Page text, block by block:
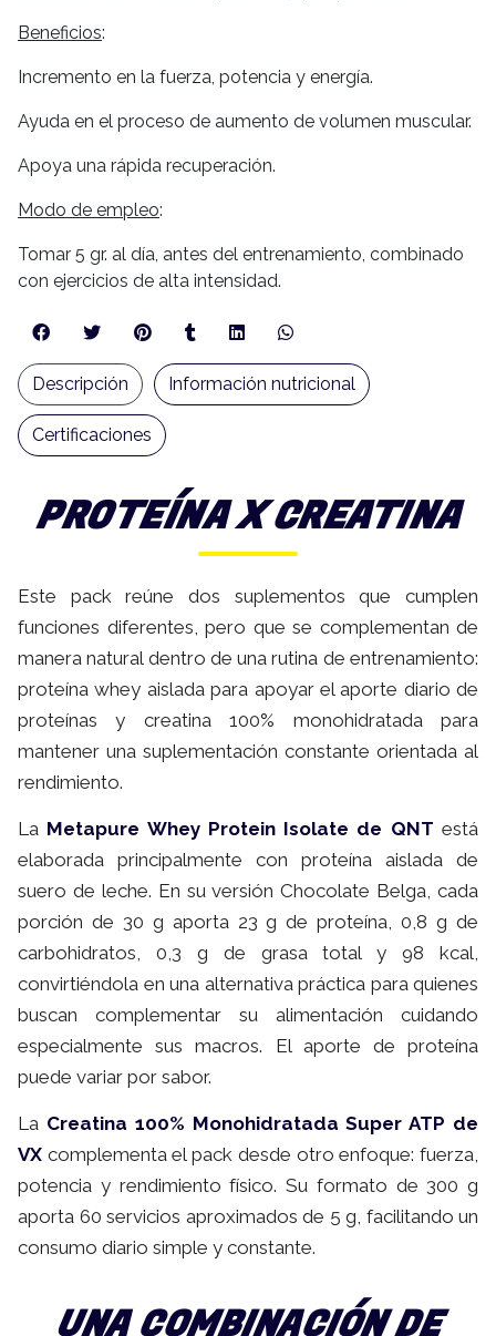
Beneficios:
Incremento en la fuerza, potencia y energía.
Ayuda en el proceso de aumento de volumen muscular.
Apoya una rápida recuperación.
Modo de empleo:
Tomar 5 gr. al día, antes del entrenamiento, combinado
con ejercicios de alta intensidad.
PROTEÍNA X CREATINA
Este pack reúne dos suplementos que cumplen
funciones diferentes, pero que se complementan de
manera natural dentro de una rutina de entrenamiento:
proteína whey aislada para apoyar el aporte diario de
proteínas y creatina 100% monohidratada para
mantener una suplementación constante orientada al
rendimiento.
La Metapure Whey Protein Isolate de QNT está
elaborada principalmente con proteína aislada de
suero de leche. En su versión Chocolate Belga, cada
porción de 30 g aporta 23 g de proteína, 0,8 g de
carbohidratos, 0,3 g de grasa total y 98 kcal,
convirtiéndola en una alternativa práctica para quienes
buscan complementar su alimentación cuidando
especialmente sus macros. El aporte de proteína
puede variar por sabor.
La Creatina 100% Monohidratada Super ATP de
VX complementa el pack desde otro enfoque: fuerza,
potencia y rendimiento físico. Su formato de 300 g
aporta 60 servicios aproximados de 5 g, facilitando un
consumo diario simple y constante.
UNA COMBINACIÓN DE
Descripción Información nutricional
Certificaciones